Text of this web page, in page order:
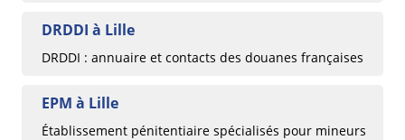
DRDDI à Lille
DRDDI : annuaire et contacts des douanes françaises
EPM à Lille
Établissement pénitentiaire spécialisés pour mineurs